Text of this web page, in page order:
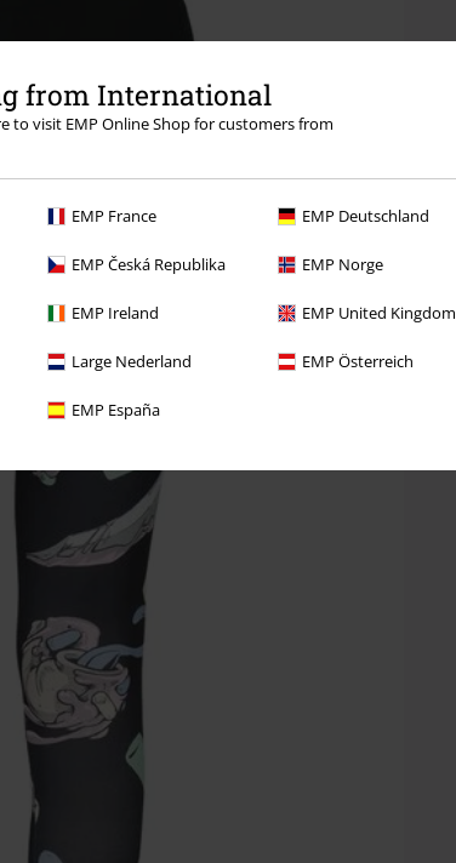
from International
to visit EMP Online Shop for customers from
EMP France EMP Deutschland
EMP Česká Republika EMP Norge
EMP Ireland EMP United Kingdom
Large Nederland EMP Österreich
EMP España